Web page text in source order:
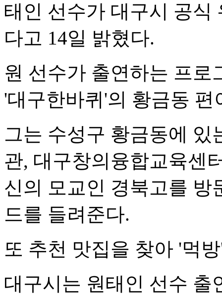
태인 선수가 대구시 공식
다고 14일 밝혔다.
원 선수가 출연하는 프로
'대구한바퀴'의 황금동 편
그는 수성구 황금동에 있
관, 대구창의융합교육센
신의 모교인 경북고를 방
드를 들려준다.
또 추천 맛집을 찾아 '먹
대구시는 원태인 선수 출